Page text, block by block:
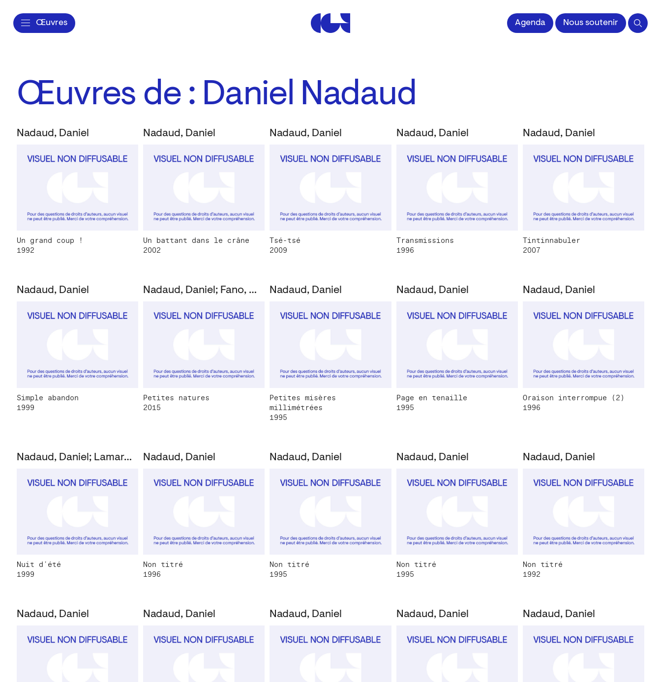
Œuvres Centre de la Gravure et de l'Image impriméeAgenda Nous soutenir
Œuvres de : Daniel Nadaud
Nadaud, Daniel
Un grand coup !
1992
Nadaud, Daniel
Un battant dans le crâne
2002
Nadaud, Daniel
Tsé-tsé
2009
Nadaud, Daniel
Transmissions
1996
Nadaud, Daniel
Tintinnabuler
2007
Nadaud, Daniel
Simple abandon
1999
Nadaud, Daniel; Fano, Daniel
Petites natures
2015
Nadaud, Daniel
Petites misères
millimétrées
1995
Nadaud, Daniel
Page en tenaille
1995
Nadaud, Daniel
Oraison interrompue (2)
1996
Nadaud, Daniel; Lamarche-Vadel, Bernard
Nuit d’été
1999
Nadaud, Daniel
Non titré
1996
Nadaud, Daniel
Non titré
1995
Nadaud, Daniel
Non titré
1995
Nadaud, Daniel
Non titré
1992
Nadaud, Daniel Nadaud, Daniel Nadaud, Daniel Nadaud, Daniel Nadaud, Daniel